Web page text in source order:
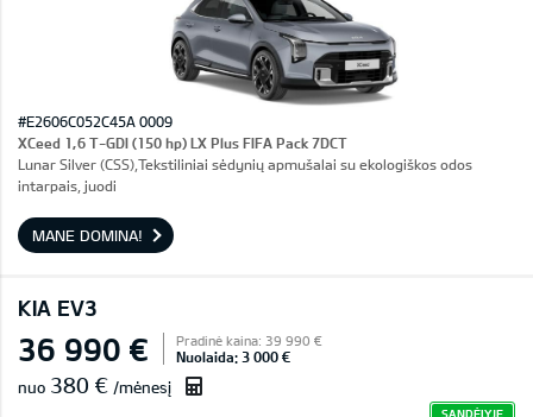
#E2606C052C45A 0009
XCeed 1,6 T-GDI (150 hp) LX Plus FIFA Pack 7DCT
Lunar Silver (CSS),Tekstiliniai sėdynių apmušalai su ekologiškos odos
intarpais, juodi
MANE DOMINA!
KIA EV3
36 990 € Pradinė kaina: 39 990 €
Nuolaida: 3 000 €
nuo 380 € /mėnesį
SANDĖLYJE